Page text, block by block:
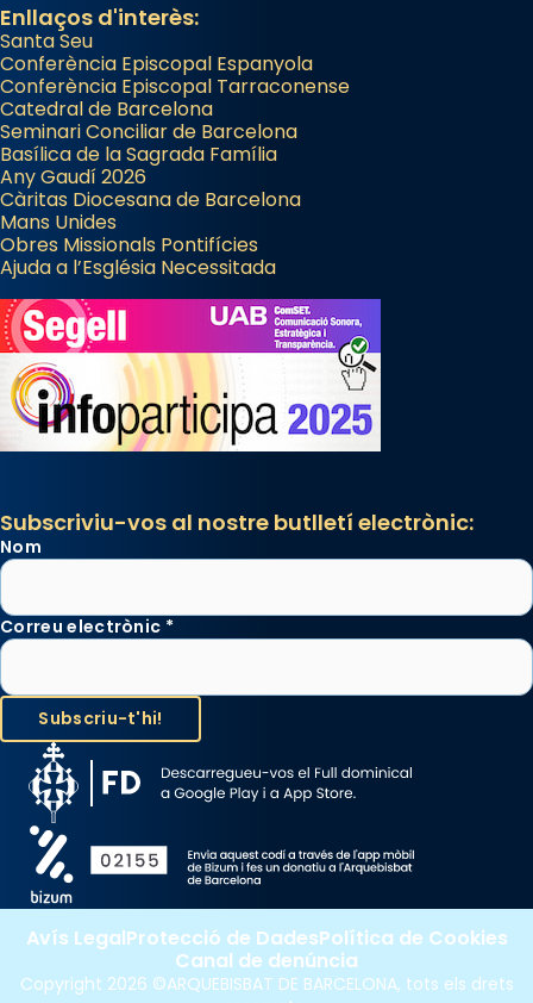
Enllaços d'interès:
Santa Seu
Conferència Episcopal Espanyola
Conferència Episcopal Tarraconense
Catedral de Barcelona
Seminari Conciliar de Barcelona
Basílica de la Sagrada Família
Any Gaudí 2026
Càritas Diocesana de Barcelona
Mans Unides
Obres Missionals Pontifícies
Ajuda a l’Església Necessitada
Subscriviu-vos al nostre butlletí electrònic:
Nom
Correu electrònic *
Copyright 2026 ©ARQUEBISBAT DE BARCELONA, tots els drets
Avís LegalProtecció de DadesPolítica de Cookies
Canal de denúncia